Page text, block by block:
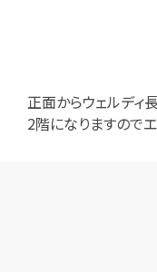
正面からウェルディ
2階になりますので